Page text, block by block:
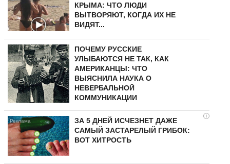
КРЫМА: ЧТО ЛЮДИ
ВЫТВОРЯЮТ, КОГДА ИХ НЕ
ВИДЯТ...
ПОЧЕМУ РУССКИЕ
УЛЫБАЮТСЯ НЕ ТАК, КАК
АМЕРИКАНЦЫ: ЧТО
ВЫЯСНИЛА НАУКА О
НЕВЕРБАЛЬНОЙ
КОММУНИКАЦИИ
i
ЗА 5 ДНЕЙ ИСЧЕЗНЕТ ДАЖЕ
САМЫЙ ЗАСТАРЕЛЫЙ ГРИБОК:
ВОТ ХИТРОСТЬ